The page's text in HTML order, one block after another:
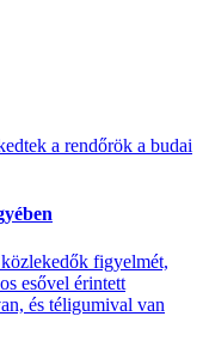
a rendőrök a budai
figyelmét,
esővel érintett
és téligumival van